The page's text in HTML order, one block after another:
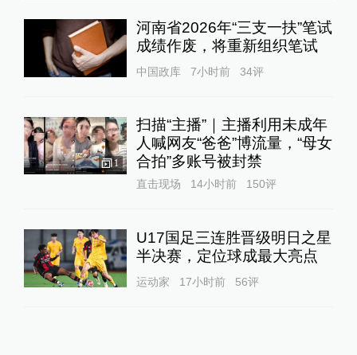
河南省2026年“三支一扶”笔试
成绩作废，将重新组织笔试
中国政库 7小时前 34评
1
扫描“主播”｜主播利用未成年
人喊网友“爸爸”博流量，“母女
合拍”多账号被封禁
直击现场 14小时前 150评
U17国足三连胜晋级明日之星
半决赛，定位球成最大亮点
运动家 17小时前 56评